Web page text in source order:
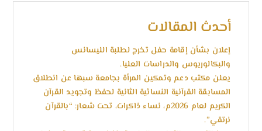
أحدث المقالات
إعلان بشأن إقامة حفل تخرج لطلبة الليسانس
والبكالوريوس والدراسات العليا.
يعلن مكتب دعم وتمكين المرأة بجامعة سبها عن انطلاق
المسابقة القرآنية النسائية الثانية لحفظ وتجويد القرآن
الكريم لعام 2026م، نساء ذاكرات، تحت شعار: “بالقرآن
نرتقي”.